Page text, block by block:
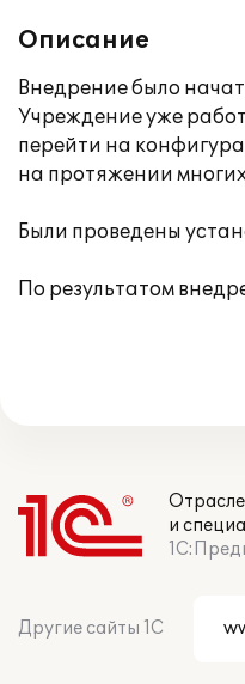
Описание
Внедрение было
Учреждение уже
перейти на
на протяжении
Были проведены
По результатом
и
Другие сайты 1С